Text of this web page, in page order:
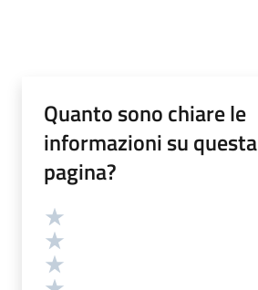
Quanto sono chiare le
informazioni su questa
pagina?
Valutazione